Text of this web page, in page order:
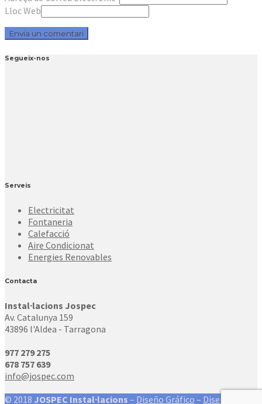
Lloc Web
Segueix-nos
Serveis
Electricitat
Fontaneria
Calefacció
Aire Condicionat
Energies Renovables
Contacta
Instal·lacions Jospec
Av. Catalunya 159
43896 l'Aldea - Tarragona
977 279 275
678 757 639
info@jospec.com
© 2018 JOSPEC Instal·lacions – Diseño Gráfico – Diseño Web